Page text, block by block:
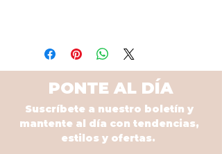
PONTE AL DÍA
Suscríbete a nuestro boletín y
mantente al día con tendencias,
estilos y ofertas.